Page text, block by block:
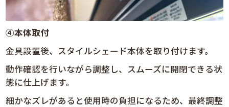
④本体取付
金具設置後、スタイルシェード本体を取り付けます。
動作確認を行いながら調整し、スムーズに開閉できる状
態に仕上げます。
細かなズレがあると使用時の負担になるため、最終調整